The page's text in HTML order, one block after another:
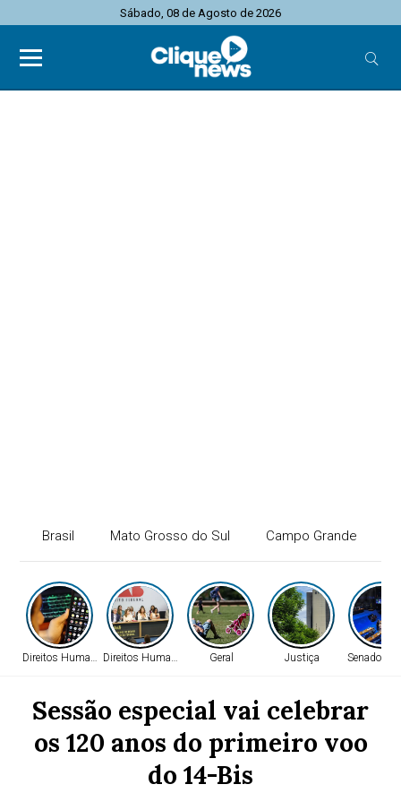
Sábado, 08 de Agosto de 2026
Brasil Mato Grosso do Sul Campo Grande
Direitos HumanosDireitos Humanos Geral Justiça Senado
Sessão especial vai celebrar
os 120 anos do primeiro voo
do 14-Bis